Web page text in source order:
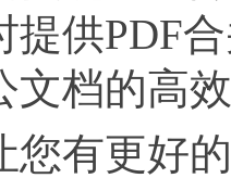
提供PDF
文档的高
更好的